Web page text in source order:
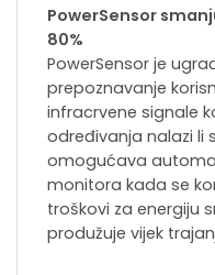
PowerSensor
80%
PowerSensor je
prepoznavanje
infracrvene signale
određivanja nalazi li
omogućava
monitora kada se
troškovi za energiju
produžuje vijek